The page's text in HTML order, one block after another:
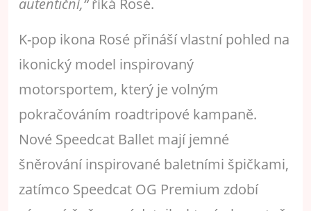
autentiční,“říká Rosé.
K-pop ikona Rosé přináší vlastní pohled na
ikonický model inspirovaný
motorsportem, který je volným
pokračováním roadtripové kampaně.
Nové Speedcat Ballet mají jemné
šněrování inspirované baletními špičkami,
zatímco Speedcat OG Premium zdobí